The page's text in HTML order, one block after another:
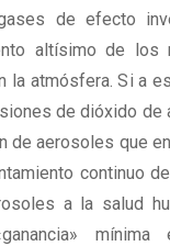
de efecto
altísimo de
la atmósfera. Si a
de dióxido de
de aerosoles que
continuo
a la salud